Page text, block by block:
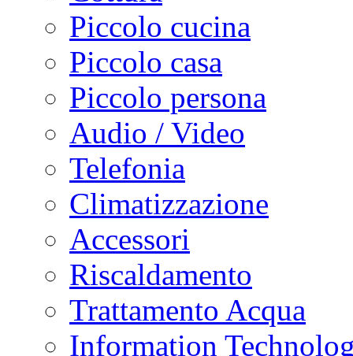
Piccolo cucina
Piccolo casa
Piccolo persona
Audio / Video
Telefonia
Climatizzazione
Accessori
Riscaldamento
Trattamento Acqua
Information